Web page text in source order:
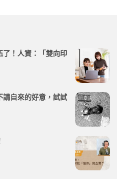
了！人資：「雙向印
請自來的好意，試試